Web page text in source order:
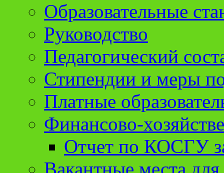
Образовательные
Руководство
Педагогический
Стипендии и меры
Платные
Финансово-
Отчет по КОСГУ